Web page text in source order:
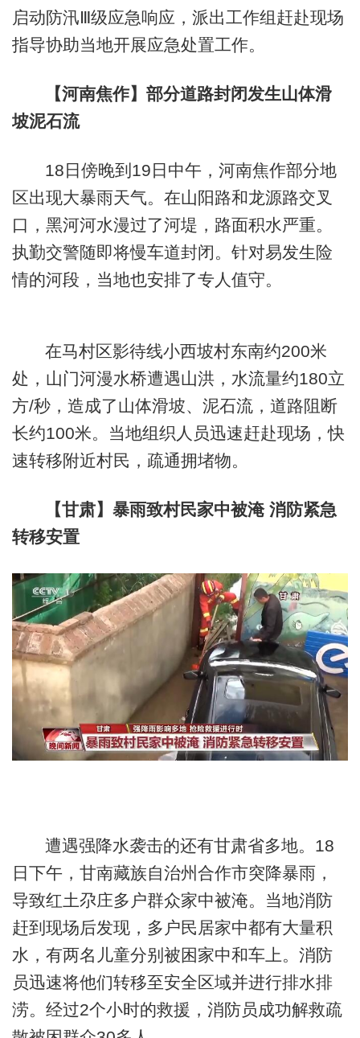
启动防汛Ⅲ级应急响应，派出工作组赶赴现场
指导协助当地开展应急处置工作。
【河南焦作】部分道路封闭发生山体滑
坡泥石流
18日傍晚到19日中午，河南焦作部分地
区出现大暴雨天气。在山阳路和龙源路交叉
口，黑河河水漫过了河堤，路面积水严重。
执勤交警随即将慢车道封闭。针对易发生险
情的河段，当地也安排了专人值守。
在马村区影待线小西坡村东南约200米
处，山门河漫水桥遭遇山洪，水流量约180立
方/秒，造成了山体滑坡、泥石流，道路阻断
长约100米。当地组织人员迅速赶赴现场，快
速转移附近村民，疏通拥堵物。
【甘肃】暴雨致村民家中被淹 消防紧急
转移安置
遭遇强降水袭击的还有甘肃省多地。18
日下午，甘南藏族自治州合作市突降暴雨，
导致红土尕庄多户群众家中被淹。当地消防
赶到现场后发现，多户民居家中都有大量积
水，有两名儿童分别被困家中和车上。消防
员迅速将他们转移至安全区域并进行排水排
涝。经过2个小时的救援，消防员成功解救疏